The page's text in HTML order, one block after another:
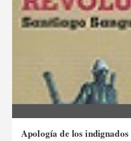
Apología de los indignados